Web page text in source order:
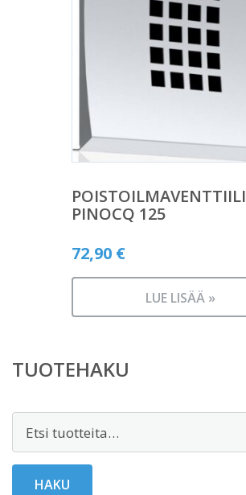
POISTOILMAVENTTIILI
PINOCQ 125
72,90 €
LUE LISÄÄ »
TUOTEHAKU
HAKU